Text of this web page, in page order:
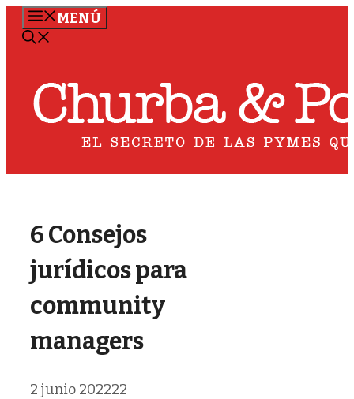
Saltar
MENÚ
6 Consejos
jurídicos para
community
managers
2 junio 202222